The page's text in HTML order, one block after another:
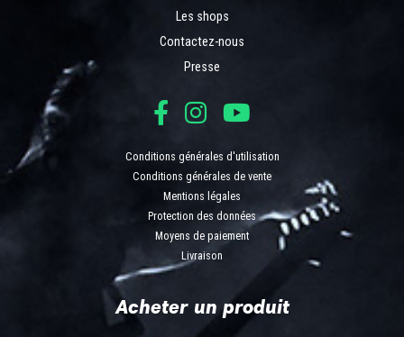
Les shops
Contactez-nous
Presse
Conditions générales d'utilisation
Conditions générales de vente
Mentions légales
Protection des données
Moyens de paiement
Livraison
Acheter un produit